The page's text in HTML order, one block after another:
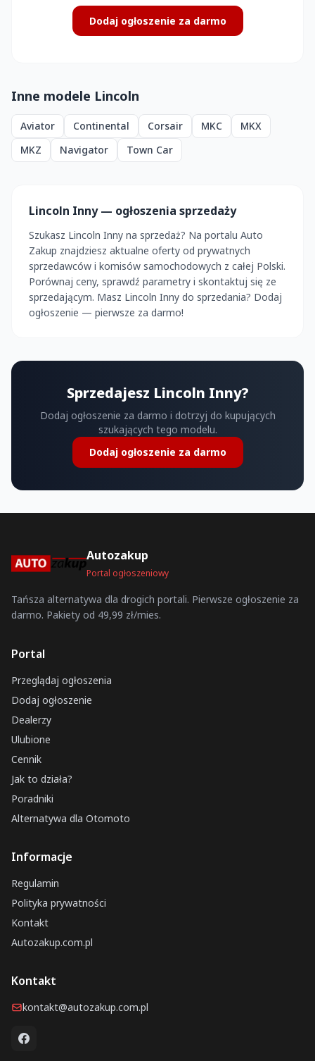
Dodaj ogłoszenie za darmo
Inne modele Lincoln
Aviator Continental Corsair MKC
MKX
MKZ
Navigator Town Car
Lincoln Inny — ogłoszenia sprzedaży
Szukasz Lincoln Inny na sprzedaż? Na portalu Auto
Zakup znajdziesz aktualne oferty od prywatnych
sprzedawców i komisów samochodowych z całej Polski.
Porównaj ceny, sprawdź parametry i skontaktuj się ze
sprzedającym. Masz Lincoln Inny do sprzedania? Dodaj
ogłoszenie — pierwsze za darmo!
Sprzedajesz Lincoln Inny?
Dodaj ogłoszenie za darmo i dotrzyj do kupujących
szukających tego modelu.
Dodaj ogłoszenie za darmo
Autozakup
Portal ogłoszeniowy
Tańsza alternatywa dla drogich portali. Pierwsze ogłoszenie za
darmo. Pakiety od 49,99 zł/mies.
Portal
Przeglądaj ogłoszenia
Dodaj ogłoszenie
Dealerzy
Ulubione
Cennik
Jak to działa?
Poradniki
Alternatywa dla Otomoto
Informacje
Regulamin
Polityka prywatności
Kontakt
Autozakup.com.pl
Kontakt
kontakt@autozakup.com.pl